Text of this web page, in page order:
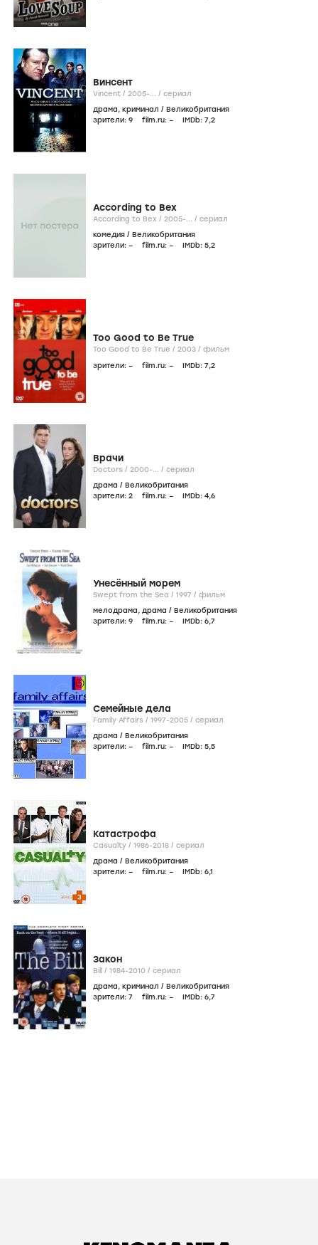
Винсент
Vincent / 2005-... / сериал
драма, криминал / Великобритания
зрители: 9 film.ru: – IMDb: 7,2
According to Bex
According to Bex / 2005-... / сериал
комедия / Великобритания
зрители: – film.ru: – IMDb: 5,2
Too Good to Be True
Too Good to Be True / 2003 / фильм
зрители: – film.ru: – IMDb: 7,2
Врачи
Doctors / 2000-... / сериал
драма / Великобритания
зрители: 2 film.ru: – IMDb: 4,6
Унесённый морем
Swept from the Sea / 1997 / фильм
мелодрама, драма / Великобритания
зрители: 9 film.ru: – IMDb: 6,7
Семейные дела
Family Affairs / 1997-2005 / сериал
драма / Великобритания
зрители: – film.ru: – IMDb: 5,5
Катастрофа
Casualty / 1986-2018 / сериал
драма / Великобритания
зрители: – film.ru: – IMDb: 6,1
Закон
Bill / 1984-2010 / сериал
драма, криминал / Великобритания
зрители: 7 film.ru: – IMDb: 6,7